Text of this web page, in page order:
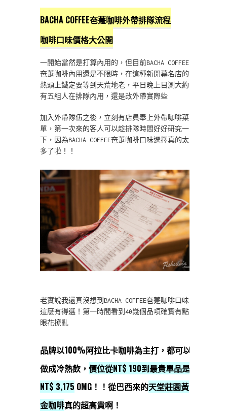
BACHA COFFEE夿萐咖啡外帶排隊流程
咖啡口味價格大公開
一開始當然是打算內用的，但目前BACHA COFFEE
夿萐咖啡內用還是不限時，在這種新開幕名店的
熱頭上鐵定要等到天荒地老，平日晚上目測大約
有五組人在排隊內用，還是改外帶實際些
加入外帶隊伍之後，立刻有店員奉上外帶咖啡菜
單，第一次來的客人可以趁排隊時間好好研究一
下，因為BACHA COFFEE夿萐咖啡口味選擇真的太
多了啦！！
老實說我還真沒想到BACHA COFFEE夿萐咖啡口味
這麼有得選！第一時間看到40幾個品項確實有點
眼花撩亂
品牌以100%阿拉比卡咖啡為主打，都可以
做成冷熱飲， 價位從NT$ 190到最貴單品是
NT$ 3,175 OMG！！從巴西來的天堂莊園黃
金咖啡真的超高貴啊！